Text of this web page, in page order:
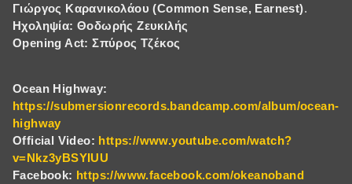
Γιώργος Καρανικολάου (Common Sense, Earnest).
Hχοληψία: Θοδωρής Ζευκιλής
Οpening Act: Σπύρος Τζέκος
Ocean Highway:
https://submersionrecords.bandcamp.com/album/ocean-
highway
Official Video: https://www.youtube.com/watch?
v=Nkz3yBSYIUU
Facebook: https://www.facebook.com/okeanoband